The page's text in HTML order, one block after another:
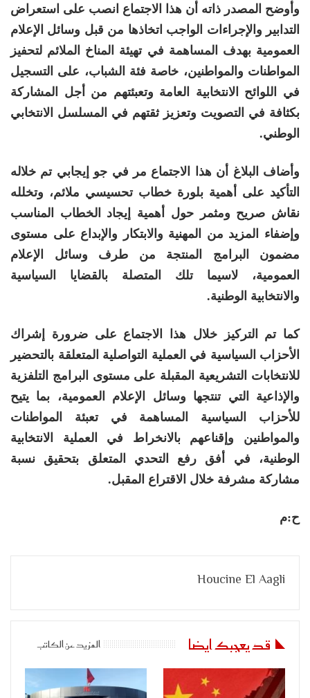
وأوضح المصدر ذاته أن هذا الاجتماع انصب على استعراض
التدابير والإجراءات الواجب اتخاذها من قبل وسائل الإعلام
العمومية بهدف المساهمة في تهيئة المناخ الملائم لتحفيز
المواطنات والمواطنين، خاصة فئة الشباب، على التسجيل
في اللوائح الانتخابية العامة وتعبئتهم من أجل المشاركة
بكثافة في التصويت وتعزيز ثقتهم في المسلسل الانتخابي
الوطني.
وأضاف البلاغ أن هذا الاجتماع مر في جو إيجابي تم خلاله
التأكيد على أهمية بلورة خطاب تحسيسي ملائم، وتخلله
نقاش صريح ومثمر حول أهمية إيجاد الخطاب المناسب
وإضفاء المزيد من المهنية والابتكار والإبداع على مستوى
مضمون البرامج المنتجة من طرف وسائل الإعلام
العمومية، لاسيما تلك المتصلة بالقضايا السياسية
والانتخابية الوطنية.
كما تم التركيز خلال هذا الاجتماع على ضرورة إشراك
الأحزاب السياسية في العملية التواصلية المتعلقة بالتحضير
للانتخابات التشريعية المقبلة على مستوى البرامج التلفزية
والإذاعية التي تنتجها وسائل الإعلام العمومية، بما يتيح
للأحزاب السياسية المساهمة في تعبئة المواطنات
والمواطنين وإقناعهم بالانخراط في العملية الانتخابية
الوطنية، في أفق رفع التحدي المتعلق بتحقيق نسبة
مشاركة مشرفة خلال الاقتراع المقبل.
ح:م
Houcine El Aagli
قد يعجبك ايضا المزيد عن الكاتب